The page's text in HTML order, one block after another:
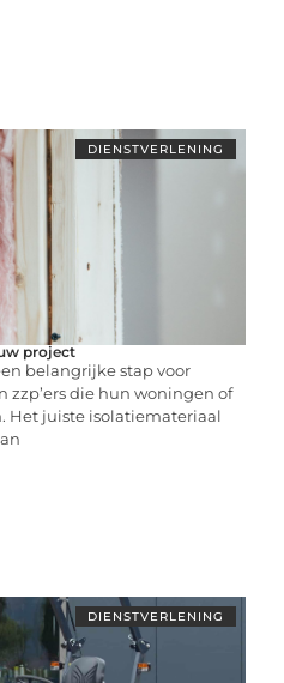
DIENSTVERLENING
project
belangrijke stap voor
zzp’ers die hun woningen of
Het juiste isolatiemateriaal
DIENSTVERLENING